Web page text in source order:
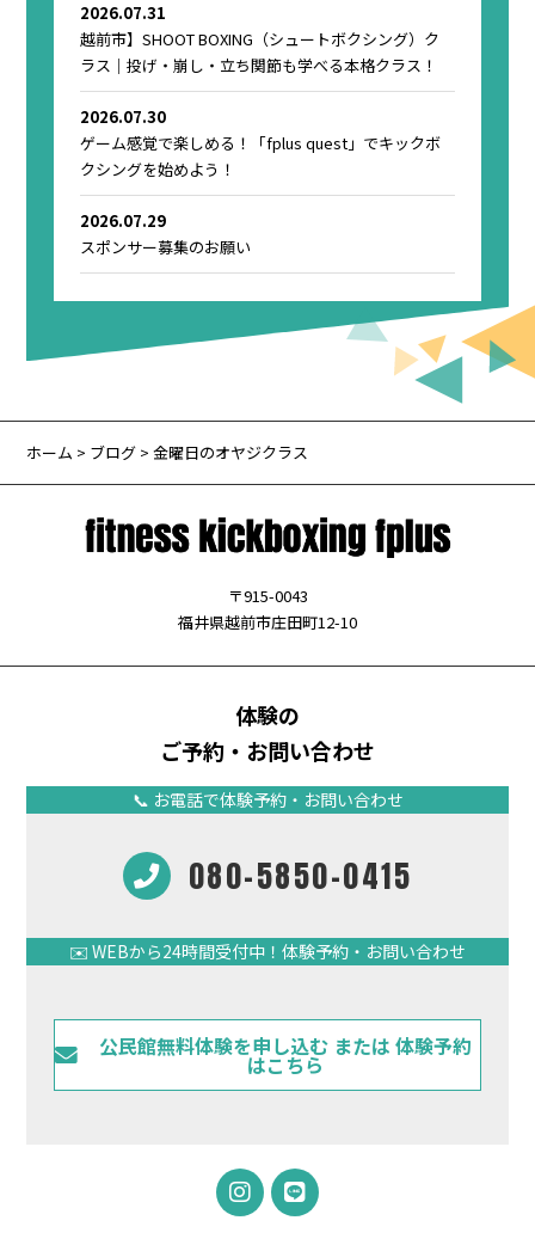
2026.07.31
越前市】SHOOT BOXING（シュートボクシング）ク
ラス｜投げ・崩し・立ち関節も学べる本格クラス！
2026.07.30
ゲーム感覚で楽しめる！「fplus quest」でキックボ
クシングを始めよう！
2026.07.29
スポンサー募集のお願い
ホーム > ブログ > 金曜日のオヤジクラス
〒915-0043
福井県越前市庄田町12-10
体験の
ご予約・お問い合わせ
📞 お電話で体験予約・お問い合わせ
080-5850-0415
✉️ WEBから24時間受付中！体験予約・お問い合わせ
公民館無料体験を申し込む または 体験予約
はこちら